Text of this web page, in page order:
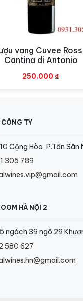
Xem nhanh
vang Cuvee
Cantina di Antonio
250.000 ₫
CÔNG TY
Cộng Hòa, P.Tân Sân
305 789
HÀ NỘI 2
ngách 39 ngõ 29
580 627